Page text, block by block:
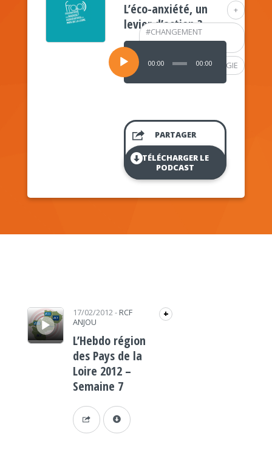
+
#CHANGEMENT
CLIMATIQUE
#PSYCHOLOGIE
L’éco-anxiété, un
levier d’action ?
Lecteur
audio
00:00 00:00
PARTAGER
TÉLÉCHARGER LE
PODCAST
Lecteur audio 17/02/2012- RCF
ANJOU
+
L’Hebdo région
des Pays de la
Loire 2012 –
Semaine 7